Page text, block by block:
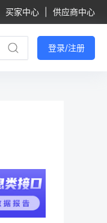
买家中心 供应商中心
登录/注册